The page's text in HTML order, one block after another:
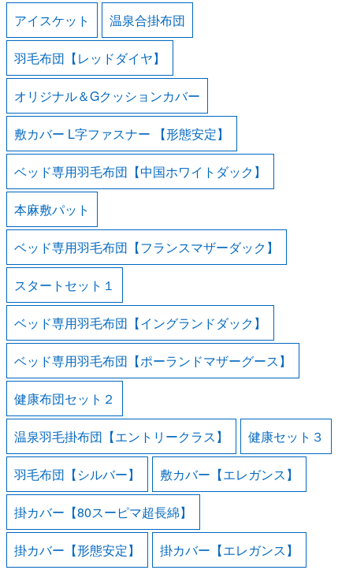
アイスケット 温泉合掛布団
羽毛布団【レッドダイヤ】
オリジナル＆Gクッションカバー
敷カバー L字ファスナー 【形態安定】
ベッド専用羽毛布団【中国ホワイトダック】
本麻敷パット
ベッド専用羽毛布団【フランスマザーダック】
スタートセット１
ベッド専用羽毛布団【イングランドダック】
ベッド専用羽毛布団【ポーランドマザーグース】
健康布団セット２
温泉羽毛掛布団【エントリークラス】 健康セット３
羽毛布団【シルバー】 敷カバー【エレガンス】
掛カバー【80スーピマ超長綿】
掛カバー【形態安定】 掛カバー【エレガンス】